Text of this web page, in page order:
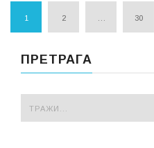
1 2 30
ПРЕТРАГА